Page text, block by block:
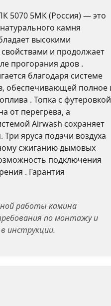
5070 5МК (Россия) — это
камня
высокими
и продолжает
прогорания дров .
благодаря системе
обеспечивающей полное
. Топка с футеровкой
от перегрева, а
Airwash сохраняет
яруса подачи воздуха
сжиганию дымовых
подключения
. Гарантия
работы камина
по монтажу и
инструкции.